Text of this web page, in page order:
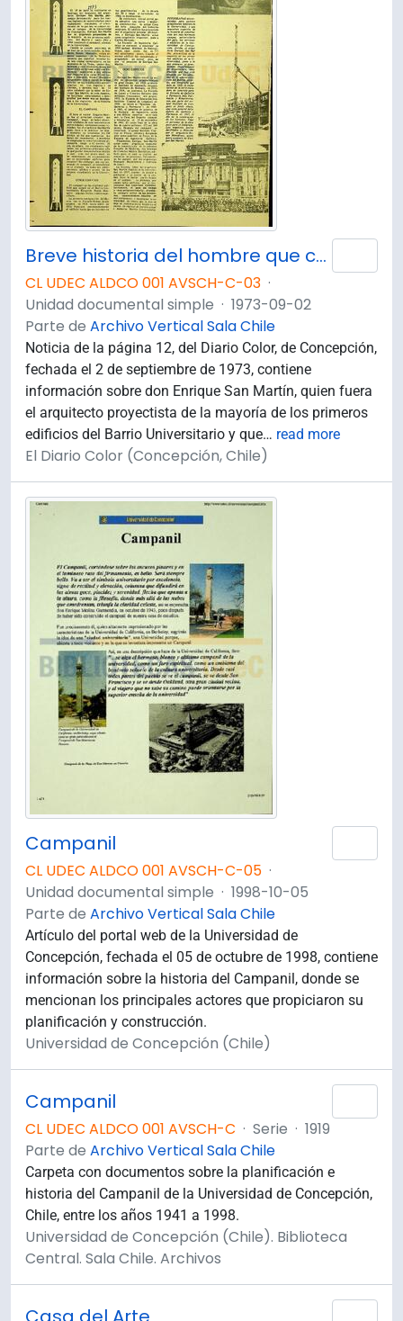
Breve historia del hombre que construyó el Campanil
CL UDEC ALDCO 001 AVSCH-C-03 ·
Unidad documental simple · 1973-09-02
Parte de Archivo Vertical Sala Chile
Noticia de la página 12, del Diario Color, de Concepción,
fechada el 2 de septiembre de 1973, contiene
información sobre don Enrique San Martín, quien fuera
el arquitecto proyectista de la mayoría de los primeros
edificios del Barrio Universitario y que… read more
El Diario Color (Concepción, Chile)
Campanil
CL UDEC ALDCO 001 AVSCH-C-05 ·
Unidad documental simple · 1998-10-05
Parte de Archivo Vertical Sala Chile
Artículo del portal web de la Universidad de
Concepción, fechada el 05 de octubre de 1998, contiene
información sobre la historia del Campanil, donde se
mencionan los principales actores que propiciaron su
planificación y construcción.
Universidad de Concepción (Chile)
Campanil
CL UDEC ALDCO 001 AVSCH-C · Serie · 1919
Parte de Archivo Vertical Sala Chile
Carpeta con documentos sobre la planificación e
historia del Campanil de la Universidad de Concepción,
Chile, entre los años 1941 a 1998.
Universidad de Concepción (Chile). Biblioteca
Central. Sala Chile. Archivos